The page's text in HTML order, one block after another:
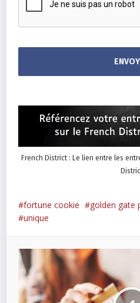
French District : Le lien entre les
fortune cookie golden gate
unique